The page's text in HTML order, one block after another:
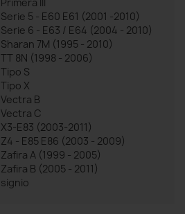
Serie 5 - E60 E61 (2001 -2010)
Serie 6 - E63 / E64 (2004 - 2010)
Sharan 7M (1995 - 2010)
TT 8N (1998 - 2006)
Tipo S
Tipo X
Vectra B
Vectra C
X3-E83 (2003-2011)
Z4 - E85 E86 (2003 - 2009)
Zafira A (1999 - 2005)
Zafira B (2005 - 2011)
signio